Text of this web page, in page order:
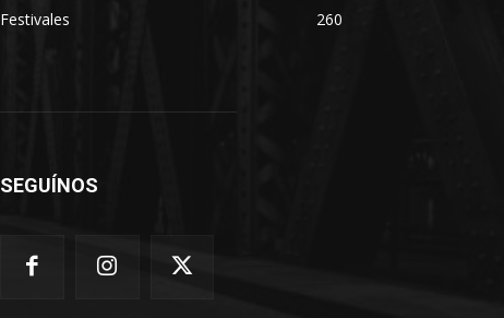
Festivales
260
SEGUÍNOS